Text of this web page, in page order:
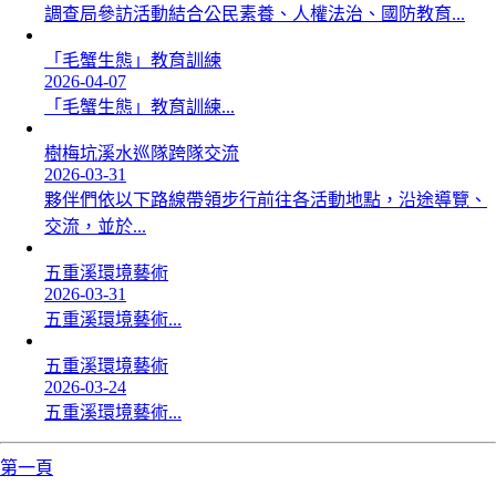
調查局參訪活動結合公民素養、人權法治、國防教育...
「毛蟹生態」教育訓練
2026-04-07
「毛蟹生態」教育訓練...
樹梅坑溪水巡隊跨隊交流
2026-03-31
夥伴們依以下路線帶領步行前往各活動地點，沿途導覽、
交流，並於...
五重溪環境藝術
2026-03-31
五重溪環境藝術...
五重溪環境藝術
2026-03-24
五重溪環境藝術...
第一頁